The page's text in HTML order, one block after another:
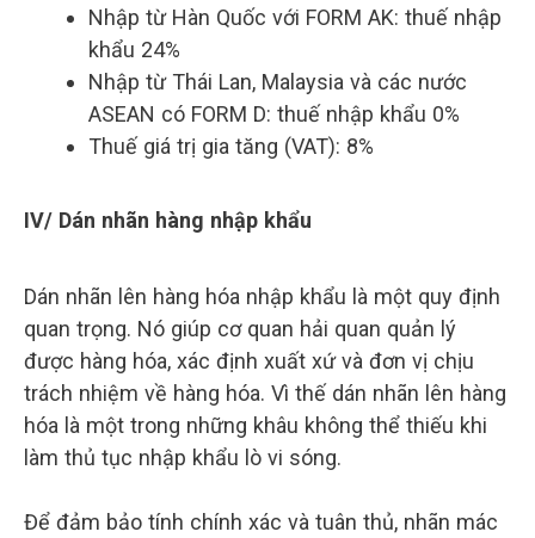
Nhập từ Hàn Quốc với FORM AK: thuế nhập
khẩu 24%
Nhập từ Thái Lan, Malaysia và các nước
ASEAN có FORM D: thuế nhập khẩu 0%
Thuế giá trị gia tăng (VAT): 8%
IV/ Dán nhãn hàng nhập khẩu
Dán nhãn lên hàng hóa nhập khẩu là một quy định
quan trọng. Nó giúp cơ quan hải quan quản lý
được hàng hóa, xác định xuất xứ và đơn vị chịu
trách nhiệm về hàng hóa. Vì thế dán nhãn lên hàng
hóa là một trong những khâu không thể thiếu khi
làm thủ tục nhập khẩu lò vi sóng.
Để đảm bảo tính chính xác và tuân thủ, nhãn mác